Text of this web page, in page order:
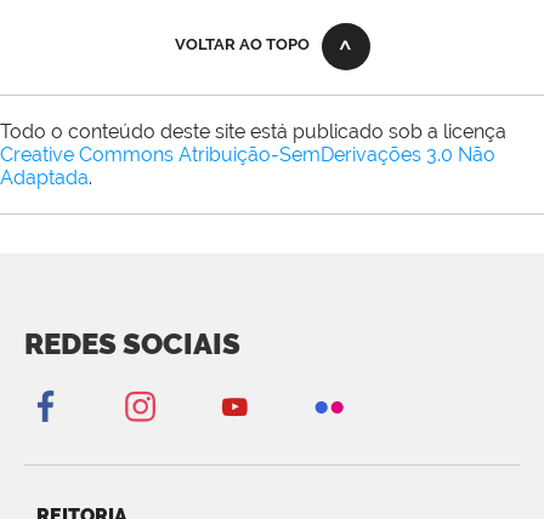
VOLTAR AO TOPO
Todo o conteúdo deste site está publicado sob a licença
Creative Commons Atribuição-SemDerivações 3.0 Não
Adaptada.
REDES SOCIAIS